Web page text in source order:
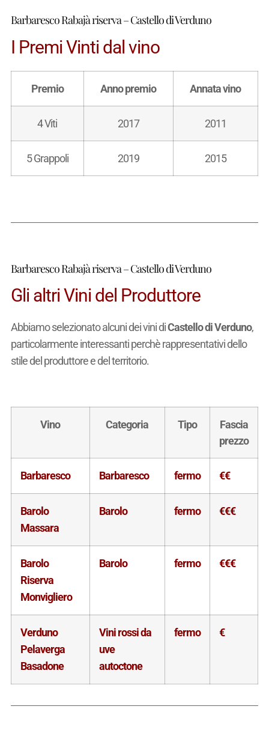
Barbaresco Rabajà riserva – Castello di Verduno
I Premi Vinti dal vino
Premio Anno premio Annata vino
4 Viti 2017 2011
5 Grappoli 2019 2015
Barbaresco Rabajà riserva – Castello di Verduno
Gli altri Vini del Produttore
Abbiamo selezionato alcuni dei vini diCastello di Verduno,
particolarmente interessanti perchè rappresentativi dello
stile del produttore e del territorio.
Vino Categoria Tipo
Fascia
prezzo
Barbaresco Barbaresco fermo €€
Barolo
Massara
Barolo fermo €€€
Barolo
Riserva
Monvigliero
Barolo fermo €€€
Verduno
Pelaverga
Basadone
Vini rossi da
uve
autoctone
fermo €